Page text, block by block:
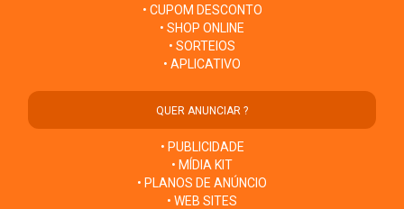
• CUPOM DESCONTO
• SHOP ONLINE
• SORTEIOS
• APLICATIVO
QUER ANUNCIAR ?
• PUBLICIDADE
• MÍDIA KIT
• PLANOS DE ANÚNCIO
• WEB SITES